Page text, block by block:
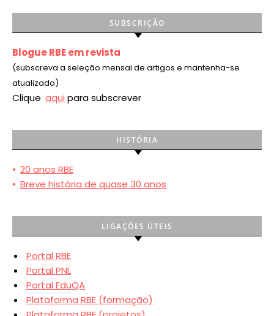
SUBSCRIÇÃO
Blogue RBE em revista
(subscreva a seleção mensal de artigos e mantenha-se
atualizado)
Clique aqui para subscrever
HISTÓRIA
• 20 anos RBE
• Breve história de quase 30 anos
LIGAÇÕES ÚTEIS
Portal RBE
Portal PNL
Portal EduQA
Plataforma RBE (formação)